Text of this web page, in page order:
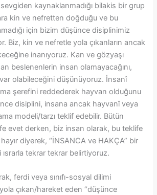
kaynaklanmadığı bilakis bir grup
kin ve nefretten doğduğu ve bu
için bizim düşünce disiplinimiz
Biz, kin ve nefretle yola çıkanların ancak
inanıyoruz. Kan ve gözyaşı
beslenenlerin insan olamayacağını,
olabileceğini düşünüyoruz. İnsanî
şerefini reddederek hayvan olduğunu
disiplini, insana ancak hayvanî veya
modeli/tarzı teklif edebilir. Bütün
evet derken, biz insan olarak, bu teklife
hayır diyerek, “İNSANCA ve HAKÇA” bir
tekrar tekrar belirtiyoruz.
ferdi veya sınıfı-sosyal dilimi
çıkan/hareket eden “düşünce